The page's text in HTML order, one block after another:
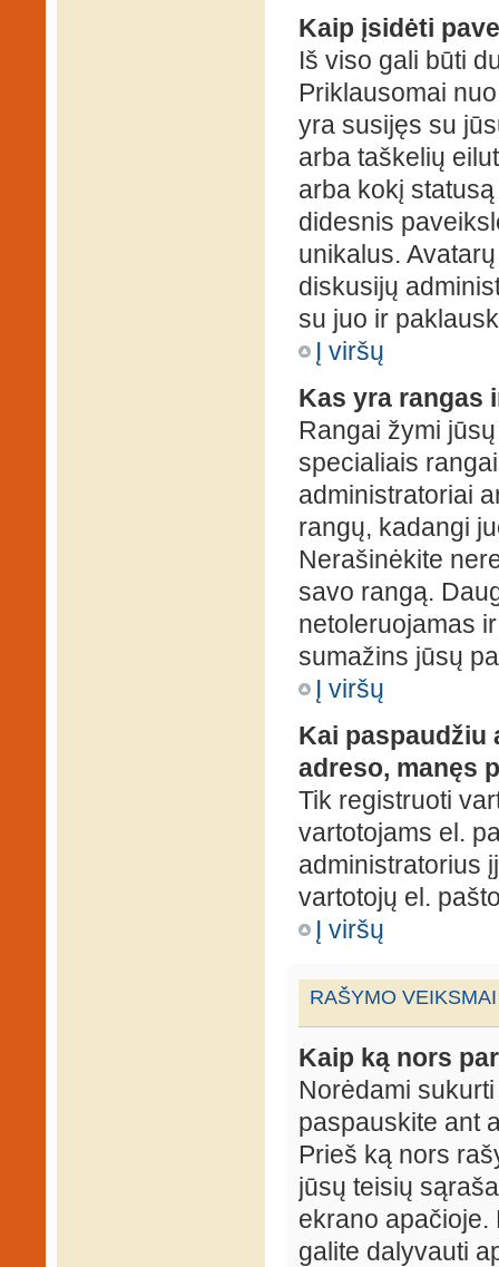
Kaip įsidėti
Iš viso gali būti
Priklausomai
yra susijęs su
arba taškelių
arba kokį
didesnis
unikalus.
diskusijų
su juo ir
Į viršų
Kas yra rangas
Rangai žymi
specialiais
administratoriai
rangų, kadangi
Nerašinėkite
savo rangą.
netoleruojamas
sumažins jūsų
Į viršų
Kai
adreso, manęs
Tik registruoti
vartotojams el.
administratorius
vartotojų el.
Į viršų
RAŠYMO VEIKSMAI
Kaip ką nors
Norėdami
paspauskite ant
Prieš ką nors
jūsų teisių
ekrano apačioje.
galite dalyvauti